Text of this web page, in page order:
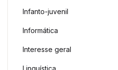
Infanto-juvenil
Informática
Interesse geral
Linguística